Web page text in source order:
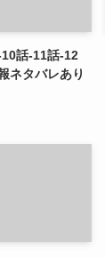
話-11話-12
ネタバレあり